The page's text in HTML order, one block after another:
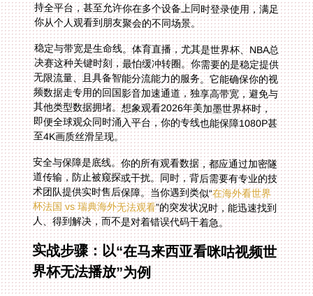
你从个人观看到朋友聚会的不同场景。
稳定与带宽是生命线。体育直播，尤其是世界杯、NBA总
决赛这种关键时刻，最怕缓冲转圈。你需要的是稳定提供
无限流量、且具备智能分流能力的服务。它能确保你的视
频数据走专用的回国影音加速通道，独享高带宽，避免与
其他类型数据拥堵。想象观看2026年美加墨世界杯时，
即便全球观众同时涌入平台，你的专线也能保障1080P甚
至4K画质丝滑呈现。
安全与保障是底线。你的所有观看数据，都应通过加密隧
道传输，防止被窥探或干扰。同时，背后需要有专业的技
术团队提供实时售后保障。当你遇到类似“在海外看世界
杯法国 vs 瑞典海外无法观看”的突发状况时，能迅速找到
人、得到解决，而不是对着错误代码干着急。
实战步骤：以“在马来西亚看咪咕视频世
界杯无法播放”为例